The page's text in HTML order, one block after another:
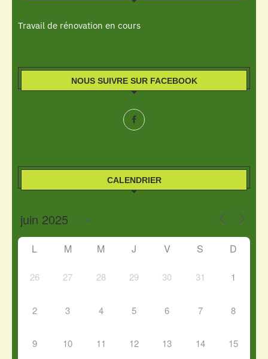
Travail de rénovation en cours
NOUS SUIVRE SUR FACEBOOK
CALENDRIER
L M M J V S D
26 27 28 29 30 31 1
2 3 4 5 6 7 8
9 10 11 12 13 14 15